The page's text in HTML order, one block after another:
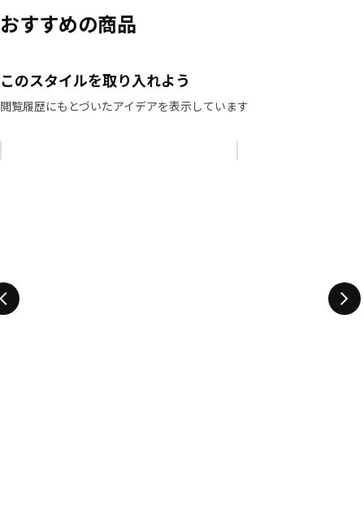
おすすめの商品
このスタイルを取り入れよう
閲覧履歴にもとづいたアイデアを表示しています